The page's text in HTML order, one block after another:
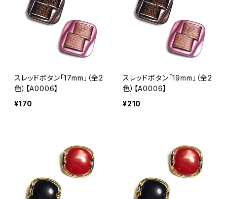
スレッドボタン「17mm」（全2
色）【A0006】
¥170
スレッドボタン「19mm」（全2
色）【A0006】
¥210